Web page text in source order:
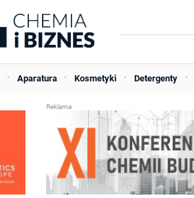
Aparatura Kosmetyki Detergenty